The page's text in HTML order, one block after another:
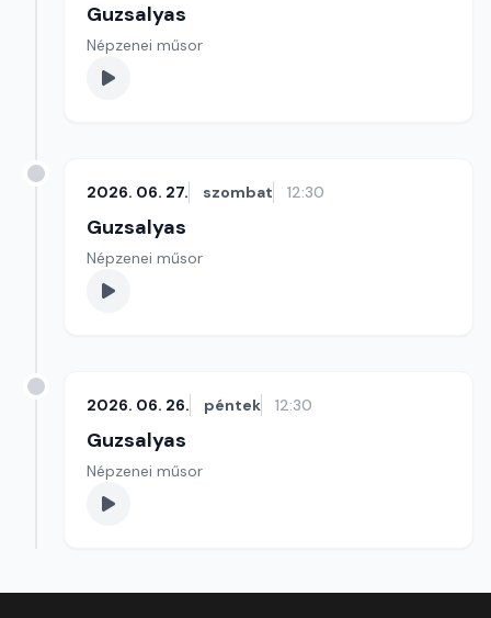
Guzsalyas
Népzenei műsor
2026. 06. 27. szombat 12:30
Guzsalyas
Népzenei műsor
2026. 06. 26. péntek 12:30
Guzsalyas
Népzenei műsor